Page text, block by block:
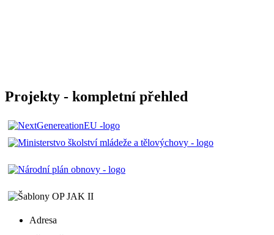
Projekty - kompletní přehled
Adresa